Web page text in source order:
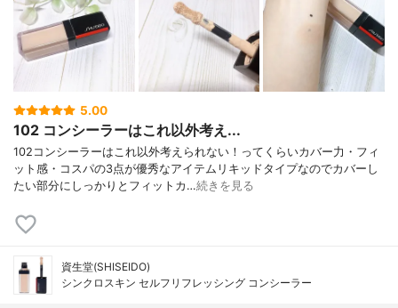
5.00
102 コンシーラーはこれ以外考え...
102コンシーラーはこれ以外考えられない！ってくらいカバー力・フィ
ット感・コスパの3点が優秀なアイテムリキッドタイプなのでカバーし
たい部分にしっかりとフィットカ…続きを見る
資生堂(SHISEIDO)
シンクロスキン セルフリフレッシング コンシーラー